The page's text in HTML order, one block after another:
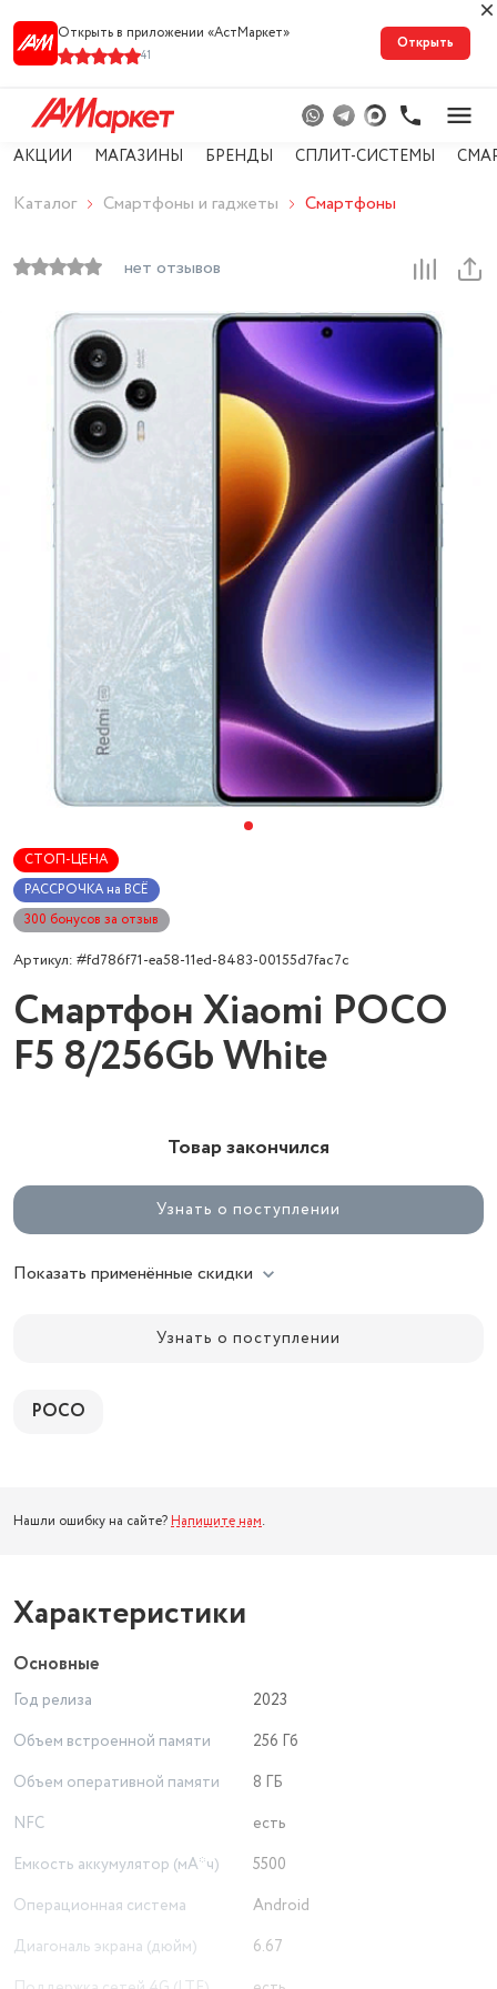
Открыть в приложении «АстМарке‪т‬»
41
Открыть
АКЦИИ МАГАЗИНЫ БРЕНДЫ СПЛИТ-СИСТЕМЫ
Каталог Смартфоны и гаджеты Смартфоны
нет отзывов
СТОП-ЦЕНА
РАССРОЧКА на ВСЁ
300 бонусов за отзыв
Артикул: #fd786f71-ea58-11ed-8483-00155d7fac7c
Смартфон Xiaomi POCO
F5 8/256Gb White
Товар закончился
Узнать о поступлении
Показать применённые скидки
Узнать о поступлении
POCO
Нашли ошибку на сайте? Напишите нам.
Характеристики
Основные
Год релиза
2023
Объем встроенной памяти
256 Гб
Объем оперативной памяти
8 ГБ
NFC
есть
Емкость аккумулятор (мА*ч)
5500
Операционная система
Android
Диагональ экрана (дюйм)
6.67